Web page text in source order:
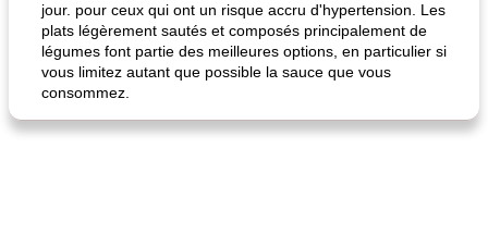
jour. pour ceux qui ont un risque accru d'hypertension. Les
plats légèrement sautés et composés principalement de
légumes font partie des meilleures options, en particulier si
vous limitez autant que possible la sauce que vous
consommez.